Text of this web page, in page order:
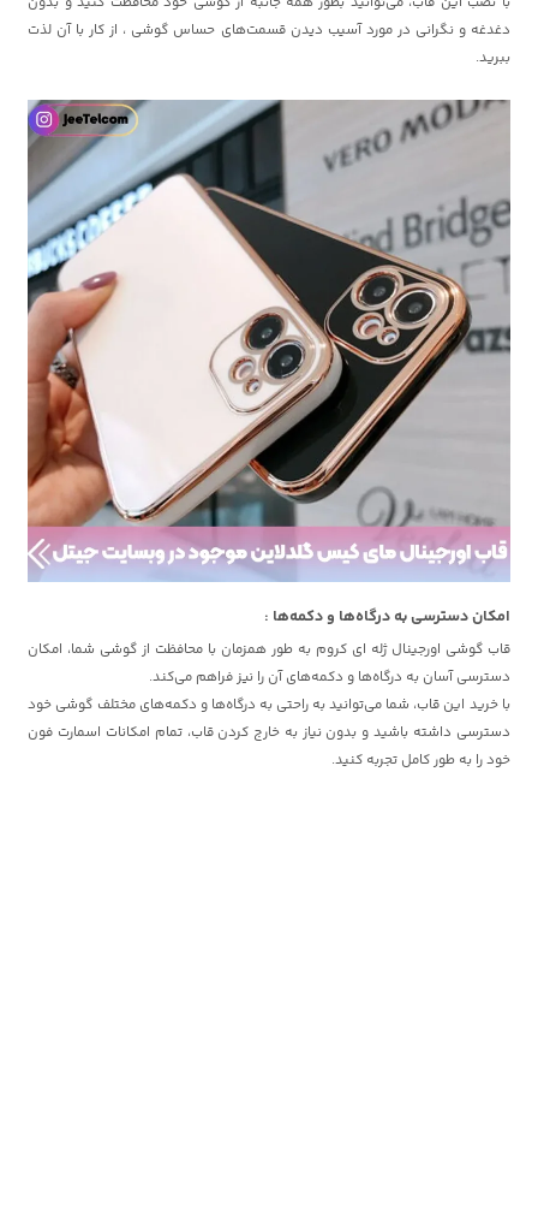
دغدغه و نگرانی در مورد آسیب دیدن قسمت‌های حساس گوشی ، از کار با آن لذت
ببرید.
امکان دسترسی به درگاه‌ها و دکمه‌ها :
قاب گوشی اورجینال ژله ای کروم به طور همزمان با محافظت از گوشی شما، امکان
دسترسی آسان به درگاه‌ها و دکمه‌های آن را نیز فراهم می‌کند.
با خرید این قاب، شما می‌توانید به راحتی به درگاه‌ها و دکمه‌های مختلف گوشی خود
دسترسی داشته باشید و بدون نیاز به خارج کردن قاب، تمام امکانات اسمارت فون
خود را به طور کامل تجربه کنید.